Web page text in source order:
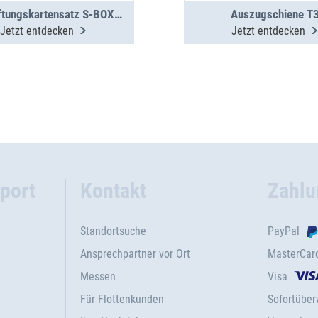
Beschriftungskartensatz S-BOXX breit
Jetzt entdecken
Auszugschiene
Jetzt entdecken
Kontakt
Standortsuche
Ansprechpartner vor Ort
Messen
Für Flottenkunden
PayPal
Visa